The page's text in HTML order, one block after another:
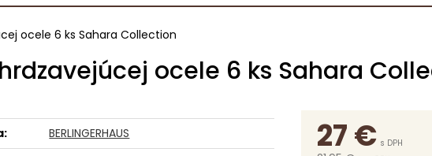
ocele 6 ks Sahara Collection
ocele 6 ks Sahara
27€ s DPH
BERLINGERHAUS